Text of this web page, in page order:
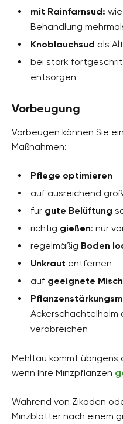
mit Rainfarnsud:
Behandlung
Knoblauchsud als
bei stark
entsorgen
Vorbeugung
Vorbeugen können Sie
Maßnahmen:
Pflege optimieren
auf ausreichend
für gute Belüftung
richtig gießen: nur
regelmäßig Boden
Unkraut entfernen
auf geeignete
Ackerschachtelhalm
verabreichen
Mehltau kommt übrigens
wenn Ihre Minzpflanzen
Während von Zikaden
Minzblätter nach einem